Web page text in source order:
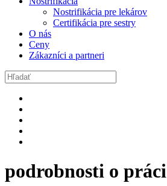
Nostrifikácia pre lekárov
Certifikácia pre sestry
O nás
Ceny
Zákazníci a partneri
podrobnosti o práci